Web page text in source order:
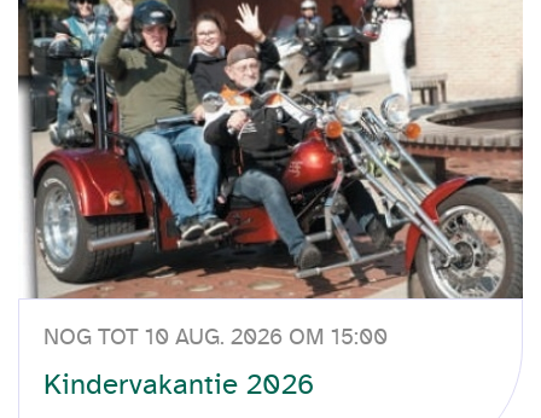
NOG TOT 10 AUG. 2026 OM 15:00
Kindervakantie 2026